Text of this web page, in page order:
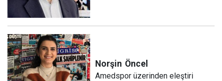
Norşin Öncel
Amedspor üzerinden eleştiri